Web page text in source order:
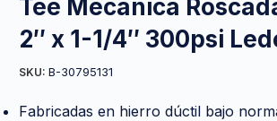
Tee Mecánica
2″ x 1-1/4″ 300psi
SKU: B-30795131
Fabricadas en hierro dúctil bajo